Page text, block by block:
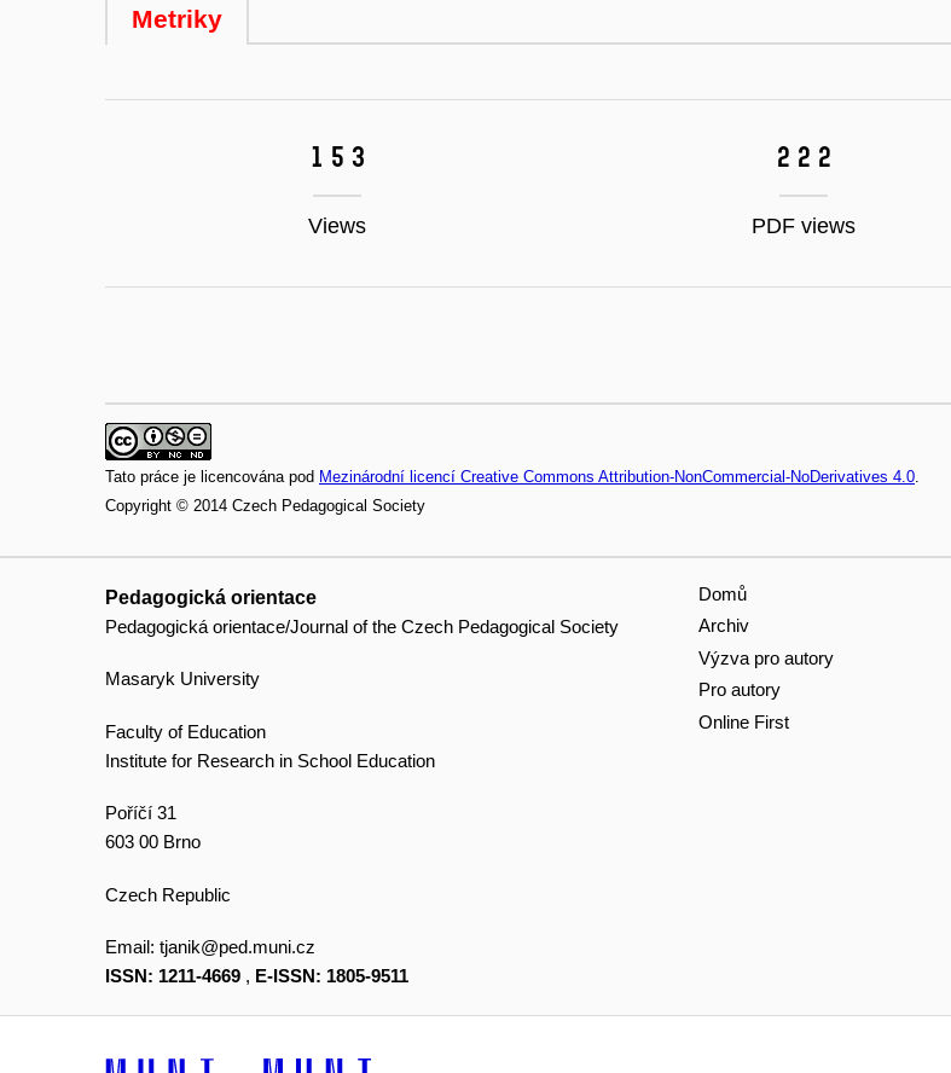
Metriky
153
Views
222
PDF views
Tato práce je licencována pod Mezinárodní licencí Creative Commons Attribution-NonCommercial-NoDerivatives 4.0.
Copyright © 2014 Czech Pedagogical Society
Pedagogická orientace
Pedagogická orientace/Journal of the Czech Pedagogical Society
Masaryk University
Faculty of Education
Institute for Research in School Education
Poříčí 31
603 00 Brno
Czech Republic
Email: tjanik@ped.muni.cz
ISSN: 1211-4669 , E-ISSN: 1805-9511
Domů
Archiv
Výzva pro autory
Pro autory
Online First